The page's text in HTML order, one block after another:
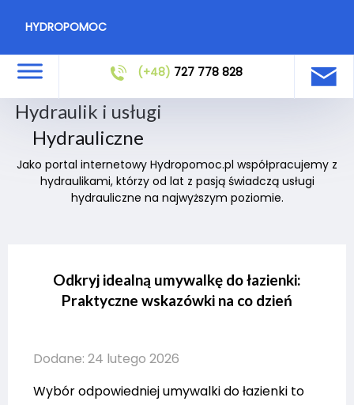
HYDROPOMOC
(+48) 727 778 828
Hydraulik i usługi
Hydrauliczne
Jako portal internetowy Hydropomoc.pl współpracujemy z
hydraulikami, którzy od lat z pasją świadczą usługi
hydrauliczne na najwyższym poziomie.
Odkryj idealną umywalkę do łazienki:
Praktyczne wskazówki na co dzień
Dodane: 24 lutego 2026
Wybór odpowiedniej umywalki do łazienki to